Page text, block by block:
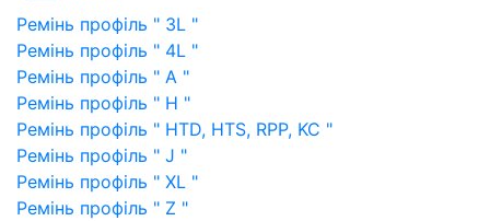
Ремінь профіль " 3L "
Ремінь профіль " 4L "
Ремінь профіль " A "
Ремінь профіль " H "
Ремінь профіль " HTD, HTS, RPP, KC "
Ремінь профіль " J "
Ремінь профіль " XL "
Ремінь профіль " Z "